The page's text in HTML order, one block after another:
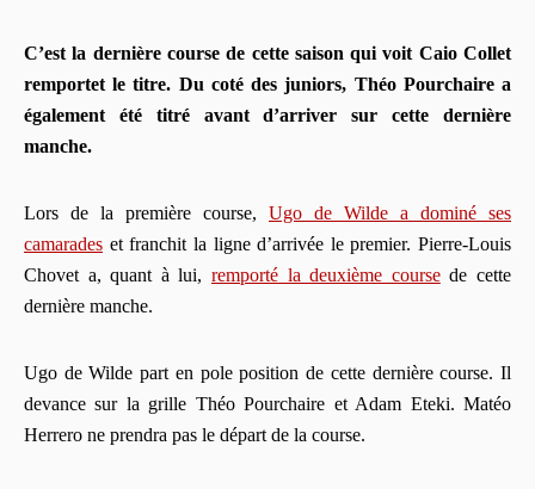
C’est la dernière course de cette saison qui voit Caio Collet
remportet le titre. Du coté des juniors, Théo Pourchaire a
également été titré avant d’arriver sur cette dernière
manche.
Lors de la première course, Ugo de Wilde a dominé ses
camarades et franchit la ligne d’arrivée le premier. Pierre-Louis
Chovet a, quant à lui, remporté la deuxième coursede cette
dernière manche.
Ugo de Wilde part en pole position de cette dernière course. Il
devance sur la grille Théo Pourchaire et Adam Eteki. Matéo
Herrero ne prendra pas le départ de la course.